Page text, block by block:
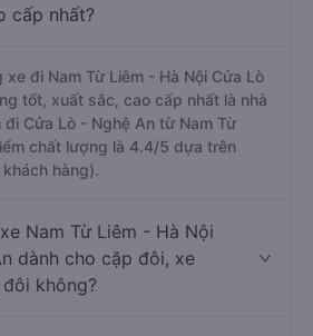
cấp nhất?
xe đi Nam Từ Liêm - Hà Nội Cửa Lò
tốt, xuất sắc, cao cấp nhất là nhà
đi Cửa Lò - Nghệ An từ Nam Từ
chất lượng là 4.4/5 dựa trên
hàng).
Nam Từ Liêm - Hà Nội
dành cho cặp đôi, xe
không?